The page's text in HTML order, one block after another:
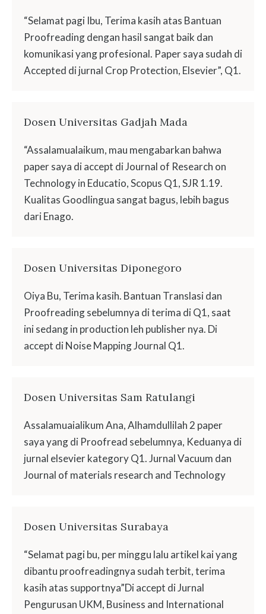
“Selamat pagi Ibu, Terima kasih atas Bantuan
Proofreading dengan hasil sangat baik dan
komunikasi yang profesional. Paper saya sudah di
Accepted di jurnal Crop Protection, Elsevier”, Q1.
Dosen Universitas Gadjah Mada
“Assalamualaikum, mau mengabarkan bahwa
paper saya di accept di Journal of Research on
Technology in Educatio, Scopus Q1, SJR 1.19.
Kualitas Goodlingua sangat bagus, lebih bagus
dari Enago.
Dosen Universitas Diponegoro
Oiya Bu, Terima kasih. Bantuan Translasi dan
Proofreading sebelumnya di terima di Q1, saat
ini sedang in production leh publisher nya. Di
accept di Noise Mapping Journal Q1.
Dosen Universitas Sam Ratulangi
Assalamuaialikum Ana, Alhamdullilah 2 paper
saya yang di Proofread sebelumnya, Keduanya di
jurnal elsevier kategory Q1. Jurnal Vacuum dan
Journal of materials research and Technology
Dosen Universitas Surabaya
“Selamat pagi bu, per minggu lalu artikel kai yang
dibantu proofreadingnya sudah terbit, terima
kasih atas supportnya”Di accept di Jurnal
Pengurusan UKM, Business and International